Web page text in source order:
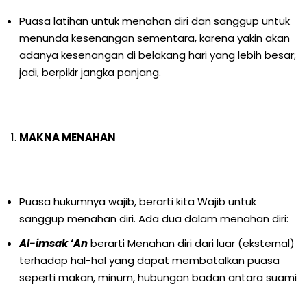
Puasa latihan untuk menahan diri dan sanggup untuk
menunda kesenangan sementara, karena yakin akan
adanya kesenangan di belakang hari yang lebih besar;
jadi, berpikir jangka panjang.
MAKNA MENAHAN
Puasa hukumnya wajib, berarti kita Wajib untuk
sanggup menahan diri. Ada dua dalam menahan diri:
Al-imsak ‘Anberarti Menahan diri dari luar (eksternal)
terhadap hal-hal yang dapat membatalkan puasa
seperti makan, minum, hubungan badan antara suami